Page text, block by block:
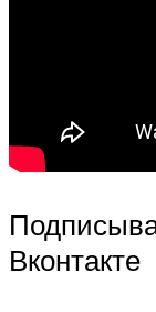
Вконтакте